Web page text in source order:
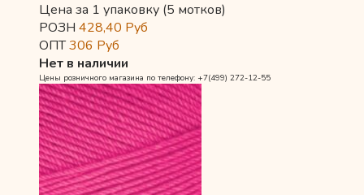
Цена за 1 упаковку (5 мотков)
РОЗН 428,40 Руб
ОПТ306 Руб
Нет в наличии
Цены розничного магазина по телефону: +7(499) 272-12-55